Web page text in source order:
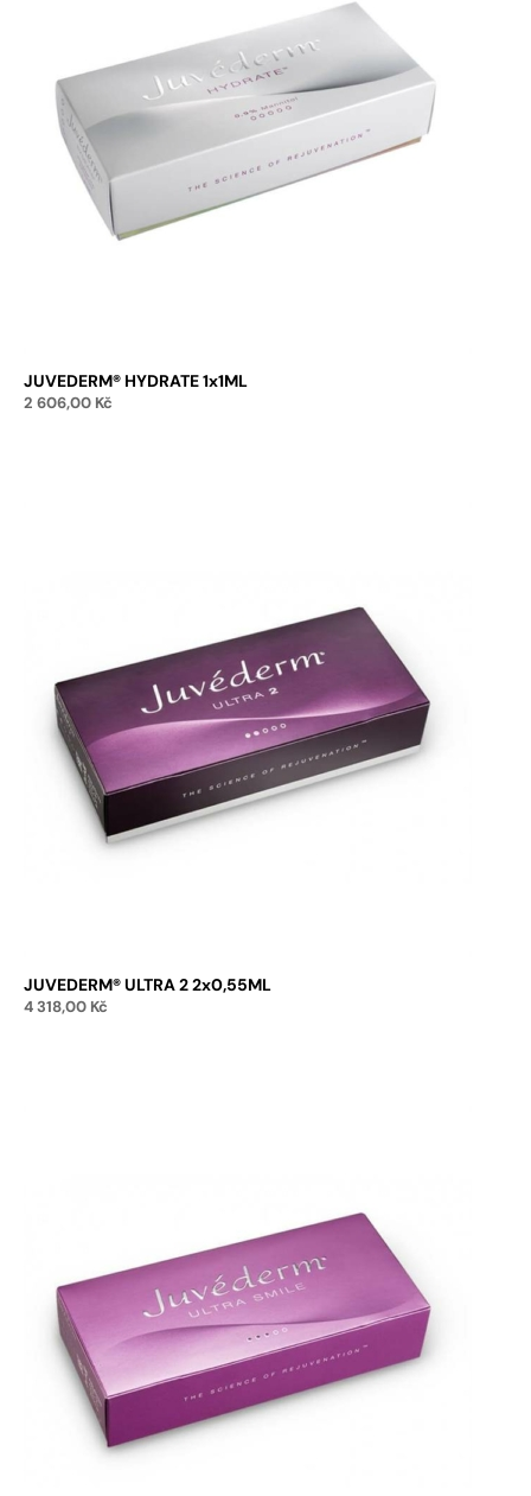
JUVEDERM® HYDRATE 1x1ML
2 606,00 Kč
JUVEDERM® ULTRA 2 2x0,55ML
4 318,00 Kč